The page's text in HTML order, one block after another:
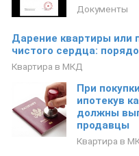
Документы
Дарение квартиры или
чистого сердца:
Квартира в МКД
При
ипотекув
должны
продавцы
Квартира в